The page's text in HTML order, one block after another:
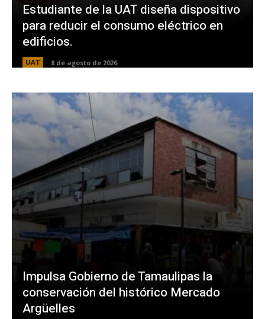
Estudiante de la UAT diseña dispositivo
para reducir el consumo eléctrico en
edificios.
UAT 8 de agosto de 2026
Impulsa Gobierno de Tamaulipas la
conservación del histórico Mercado
Argüelles